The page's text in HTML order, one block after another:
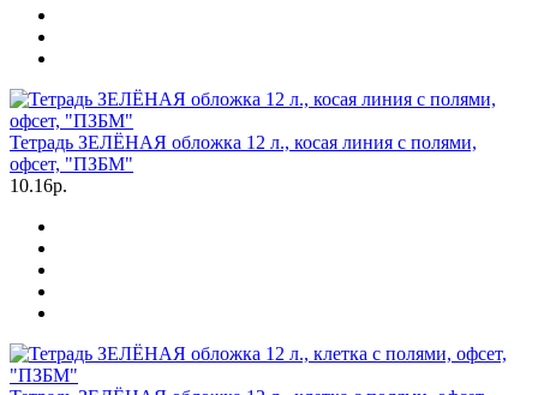
Тетрадь ЗЕЛЁНАЯ обложка 12 л., косая линия с полями,
офсет, "ПЗБМ"
10.16р.